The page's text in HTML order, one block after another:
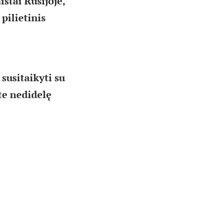
pilietinis
su
nedidelę